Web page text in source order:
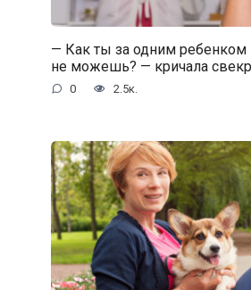
— Как ты за одним ребенком
не можешь? — кричала
0 2.5к.